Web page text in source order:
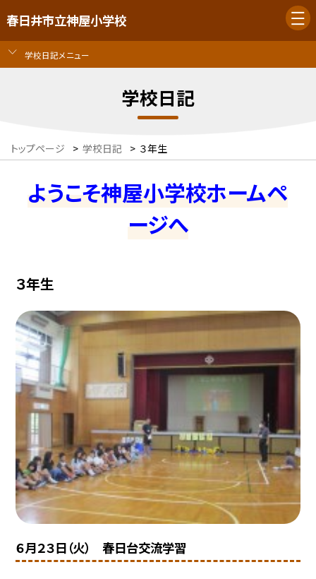
春日井市立神屋小学校
学校日記メニュー
学校日記
トップページ > 学校日記 > ３年生
ようこそ神屋小学校ホームペ
ージへ
３年生
６月２３日（火） 春日台交流学習